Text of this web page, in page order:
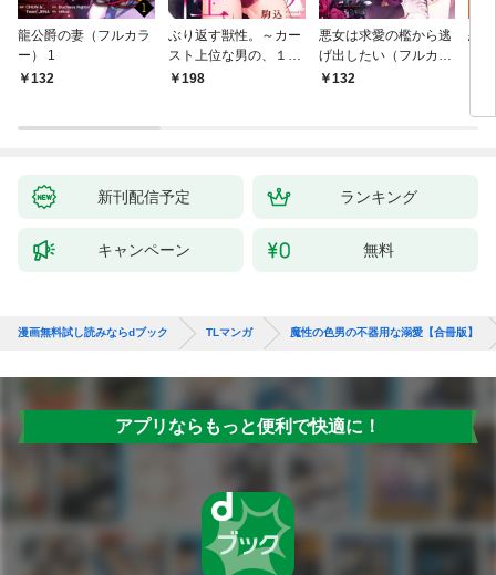
龍公爵の妻（フルカラ
ー） 1
132
ぶり返す獣性。～カー
スト上位な男の、１０
年越しの激愛１
198
悪女は求愛の檻から逃
げ出したい（フルカラ
ー） 1
132
恋
新刊配信予定 ランキング
キャンペーン 無料
漫画無料試し読みならdブック TLマンガ 魔性の色男の不器用な溺愛【合冊版】
アプリならもっと便利で快適に！